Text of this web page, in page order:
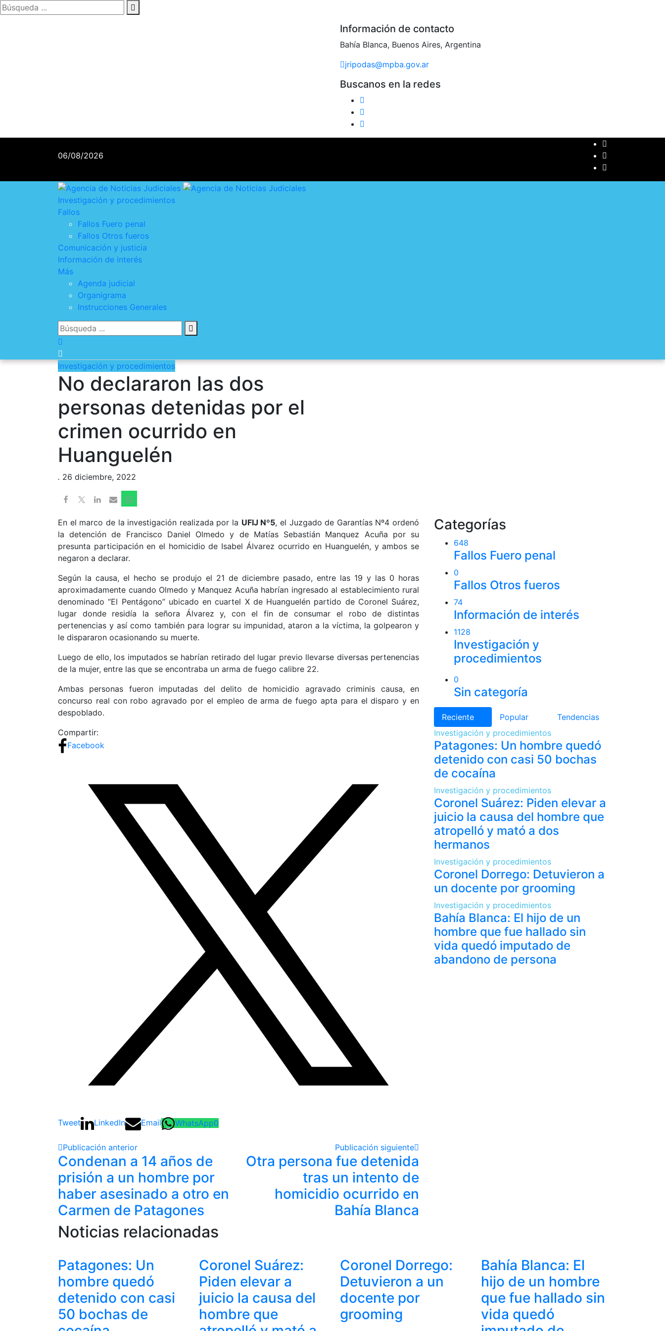
Información de contacto
Bahía Blanca, Buenos Aires, Argentina
jripodas@mpba.gov.ar
Buscanos en la redes
06/08/2026
Investigación y procedimientos
Fallos
Fallos Fuero penal
Fallos Otros fueros
Comunicación y justicia
Información de interés
Más
Agenda judicial
Organigrama
Instrucciones Generales
Investigación y procedimientos
No declararon las dos
personas detenidas por el
crimen ocurrido en
Huanguelén
. 26 diciembre, 2022
En el marco de la investigación realizada por la UFIJ Nº5, el Juzgado de Garantías Nº4 ordenó
la detención de Francisco Daniel Olmedo y de Matías Sebastián Manquez Acuña por su
presunta participación en el homicidio de Isabel Álvarez ocurrido en Huanguelén, y ambos se
negaron a declarar.
Según la causa, el hecho se produjo el 21 de diciembre pasado, entre las 19 y las 0 horas
aproximadamente cuando Olmedo y Manquez Acuña habrían ingresado al establecimiento rural
denominado “El Pentágono” ubicado en cuartel X de Huanguelén partido de Coronel Suárez,
lugar donde residía la señora Álvarez y, con el fin de consumar el robo de distintas
pertenencias y así como también para lograr su impunidad, ataron a la víctima, la golpearon y
le dispararon ocasionando su muerte.
Luego de ello, los imputados se habrían retirado del lugar previo llevarse diversas pertenencias
de la mujer, entre las que se encontraba un arma de fuego calibre 22.
Ambas personas fueron imputadas del delito de homicidio agravado criminis causa, en
concurso real con robo agravado por el empleo de arma de fuego apta para el disparo y en
despoblado.
Compartir:
Facebook
Tweet LinkedIn Email WhatsApp0
Publicación anterior
Condenan a 14 años de
prisión a un hombre por
haber asesinado a otro en
Carmen de Patagones
Publicación siguiente
Otra persona fue detenida
tras un intento de
homicidio ocurrido en
Bahía Blanca
Categorías
648
Fallos Fuero penal
0
Fallos Otros fueros
74
Información de interés
1128
Investigación y
procedimientos
0
Sin categoría
Reciente Popular
Tendencias
Investigación y procedimientos
Patagones: Un hombre quedó
detenido con casi 50 bochas
de cocaína
Investigación y procedimientos
Coronel Suárez: Piden elevar a
juicio la causa del hombre que
atropelló y mató a dos
hermanos
Investigación y procedimientos
Coronel Dorrego: Detuvieron a
un docente por grooming
Investigación y procedimientos
Bahía Blanca: El hijo de un
hombre que fue hallado sin
vida quedó imputado de
abandono de persona
Noticias relacionadas
Patagones: Un
hombre quedó
detenido con casi
50 bochas de
Coronel Suárez:
Piden elevar a
juicio la causa del
hombre que
Coronel Dorrego:
Detuvieron a un
docente por
grooming
Bahía Blanca: El
hijo de un hombre
que fue hallado sin
vida quedó